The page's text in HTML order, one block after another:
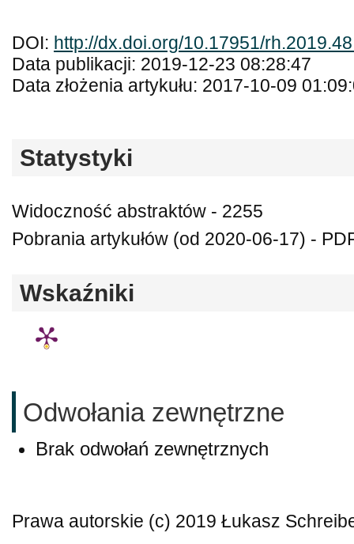
DOI: http://dx.doi.org/10.17951/
Data publikacji: 2019-12-23 08:28:47
Data złożenia artykułu: 2017-10-09
Statystyki
Widoczność abstraktów - 2255
Pobrania artykułów (od 2020-06-17) -
Wskaźniki
Odwołania zewnętrzne
Brak odwołań zewnętrznych
Prawa autorskie (c) 2019 Łukasz